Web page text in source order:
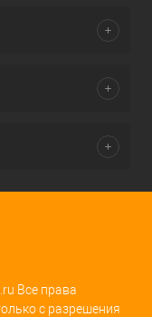
Все права
с разрешения